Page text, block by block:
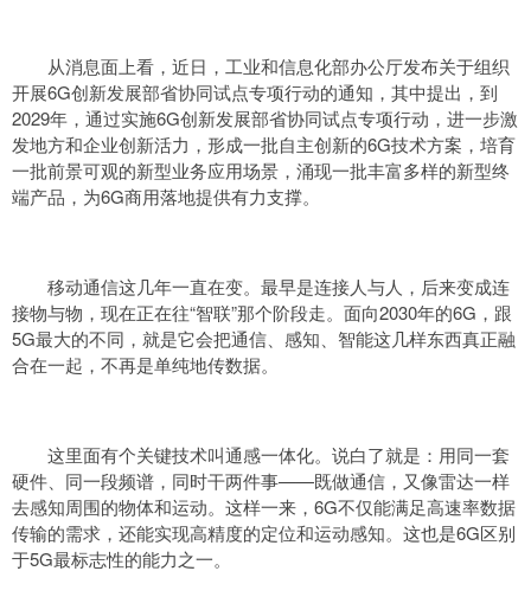
从消息面上看，近日，工业和信息化部办公厅发布关于组织
开展6G创新发展部省协同试点专项行动的通知，其中提出，到
2029年，通过实施6G创新发展部省协同试点专项行动，进一步激
发地方和企业创新活力，形成一批自主创新的6G技术方案，培育
一批前景可观的新型业务应用场景，涌现一批丰富多样的新型终
端产品，为6G商用落地提供有力支撑。
移动通信这几年一直在变。最早是连接人与人，后来变成连
接物与物，现在正在往“智联”那个阶段走。面向2030年的6G，跟
5G最大的不同，就是它会把通信、感知、智能这几样东西真正融
合在一起，不再是单纯地传数据。
这里面有个关键技术叫通感一体化。说白了就是：用同一套
硬件、同一段频谱，同时干两件事——既做通信，又像雷达一样
去感知周围的物体和运动。这样一来，6G不仅能满足高速率数据
传输的需求，还能实现高精度的定位和运动感知。这也是6G区别
于5G最标志性的能力之一。